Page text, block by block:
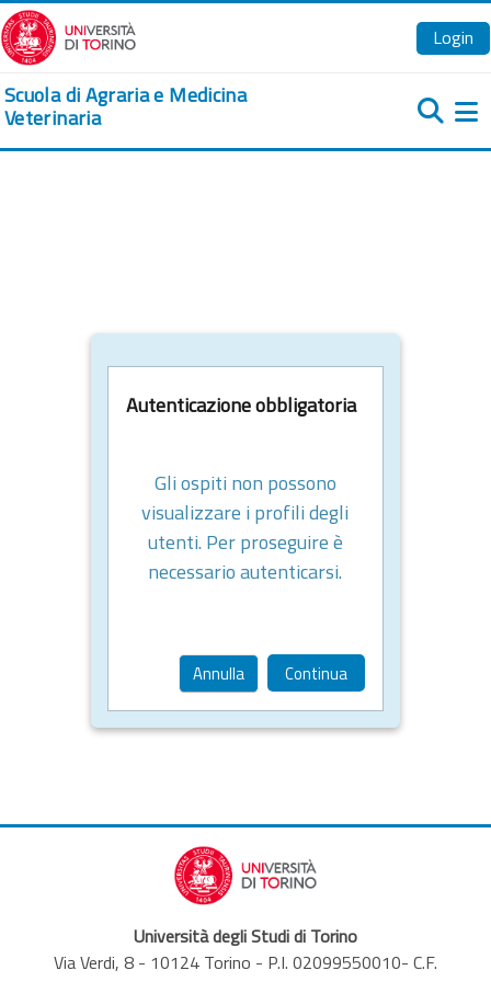
Vai al contenuto principale
Login
Scuola di Agraria e Medicina
Veterinaria
Autenticazione obbligatoria
Gli ospiti non possono
visualizzare i profili degli
utenti. Per proseguire è
necessario autenticarsi.
Annulla Continua
Università degli Studi di Torino
Via Verdi, 8 - 10124 Torino - P.I. 02099550010- C.F.